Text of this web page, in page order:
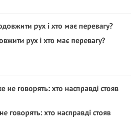
рух і хто має перевагу?
говорять: хто насправді стояв